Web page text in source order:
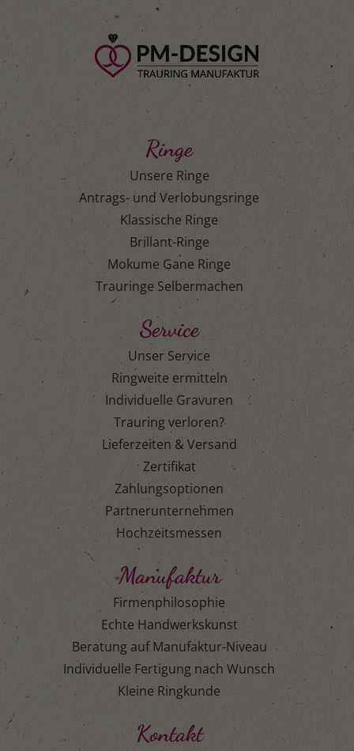
Ringe
Unsere Ringe
Antrags- und Verlobungsringe
Klassische Ringe
Brillant-Ringe
Mokume Gane Ringe
Trauringe Selbermachen
Service
Unser Service
Ringweite ermitteln
Individuelle Gravuren
Trauring verloren?
Lieferzeiten & Versand
Zertifikat
Zahlungsoptionen
Partnerunternehmen
Hochzeitsmessen
Manufaktur
Firmenphilosophie
Echte Handwerkskunst
Beratung auf Manufaktur-Niveau
Individuelle Fertigung nach Wunsch
Kleine Ringkunde
Kontakt